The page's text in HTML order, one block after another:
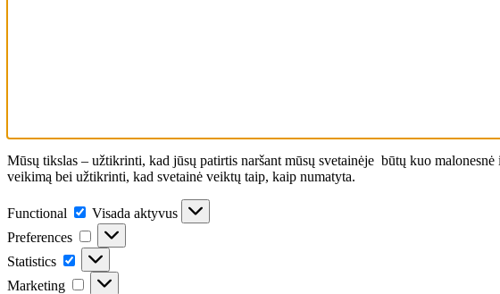
Mūsų tikslas – užtikrinti, kad jūsų patirtis naršant mūsų svetainėje būtų kuo
veikimą bei užtikrinti, kad svetainė veiktų taip, kaip numatyta.
Functional Functional
Visada aktyvus
Preferences
Preferences
Statistics Statistics
Marketing Marketing